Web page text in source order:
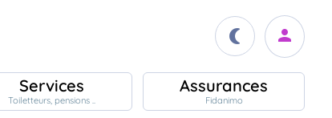
Services
Toiletteurs, pensions ..
Assurances
Fidanimo